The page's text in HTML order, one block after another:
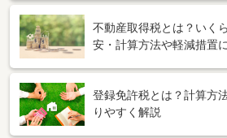
不動産取得税とは？いく
安・計算方法や軽減措置
登録免許税とは？計算方
りやすく解説